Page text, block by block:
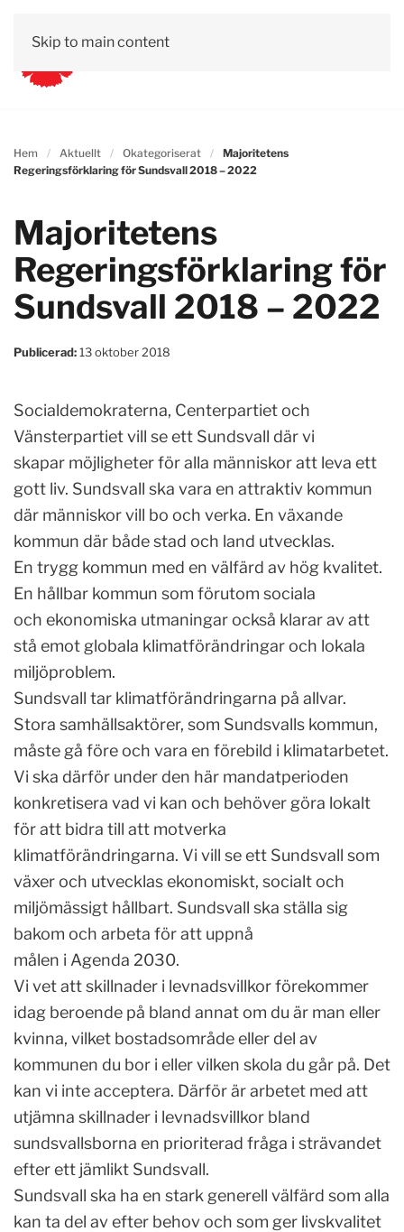
Skip to main content
Hem Aktuellt Okategoriserat
Majoritetens
Regeringsförklaring för Sundsvall 2018 – 2022
Majoritetens
Regeringsförklaring för
Sundsvall 2018 – 2022
Publicerad:13 oktober 2018
Socialdemokraterna, Centerpartiet och
Vänsterpartiet vill se ett Sundsvall där vi
skapar möjligheter för alla människor att leva ett
gott liv. Sundsvall ska vara en attraktiv kommun
där människor vill bo och verka. En växande
kommun där både stad och land utvecklas.
En trygg kommun med en välfärd av hög kvalitet.
En hållbar kommun som förutom sociala
och ekonomiska utmaningar också klarar av att
stå emot globala klimatförändringar och lokala
miljöproblem.
Sundsvall tar klimatförändringarna på allvar.
Stora samhällsaktörer, som Sundsvalls kommun,
måste gå före och vara en förebild i klimatarbetet.
Vi ska därför under den här mandatperioden
konkretisera vad vi kan och behöver göra lokalt
för att bidra till att motverka
klimatförändringarna. Vi vill se ett Sundsvall som
växer och utvecklas ekonomiskt, socialt och
miljömässigt hållbart. Sundsvall ska ställa sig
bakom och arbeta för att uppnå
målen i Agenda 2030.
Vi vet att skillnader i levnadsvillkor förekommer
idag beroende på bland annat om du är man eller
kvinna, vilket bostadsområde eller del av
kommunen du bor i eller vilken skola du går på. Det
kan vi inte acceptera. Därför är arbetet med att
utjämna skillnader i levnadsvillkor bland
sundsvallsborna en prioriterad fråga i strävandet
efter ett jämlikt Sundsvall.
Sundsvall ska ha en stark generell välfärd som alla
kan ta del av efter behov och som ger livskvalitet